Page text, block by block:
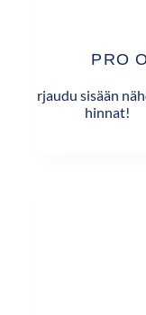
PRO
Kirjaudu sisään
hinnat!